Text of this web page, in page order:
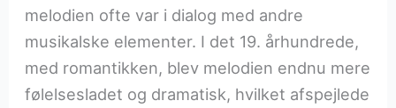
melodien ofte var i dialog med andre
musikalske elementer. I det 19. århundrede,
med romantikken, blev melodien endnu mere
følelsesladet og dramatisk, hvilket afspejlede